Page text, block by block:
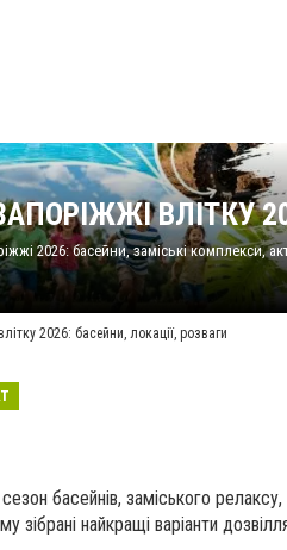
ВЛІТКУ
2026: басейни, заміські комплекси,
2026: басейни, локації, розваги
басейнів, заміського
зібрані найкращі варіанти